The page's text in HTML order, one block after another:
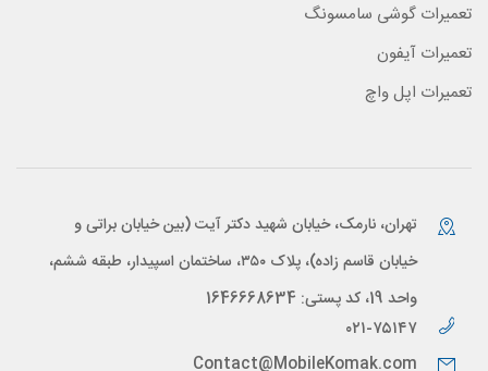
تعمیرات گوشی سامسونگ
تعمیرات آیفون
تعمیرات اپل واچ
تهران، نارمک، خیابان شهید دکتر آیت (بین خیابان براتی و
خیابان قاسم زاده)، پلاک ۳۵۰، ساختمان اسپیدار، طبقه ششم،
واحد 19، کد پستی: 1646668634
۰۲۱-۷۵۱۴۷
Contact@MobileKomak.com